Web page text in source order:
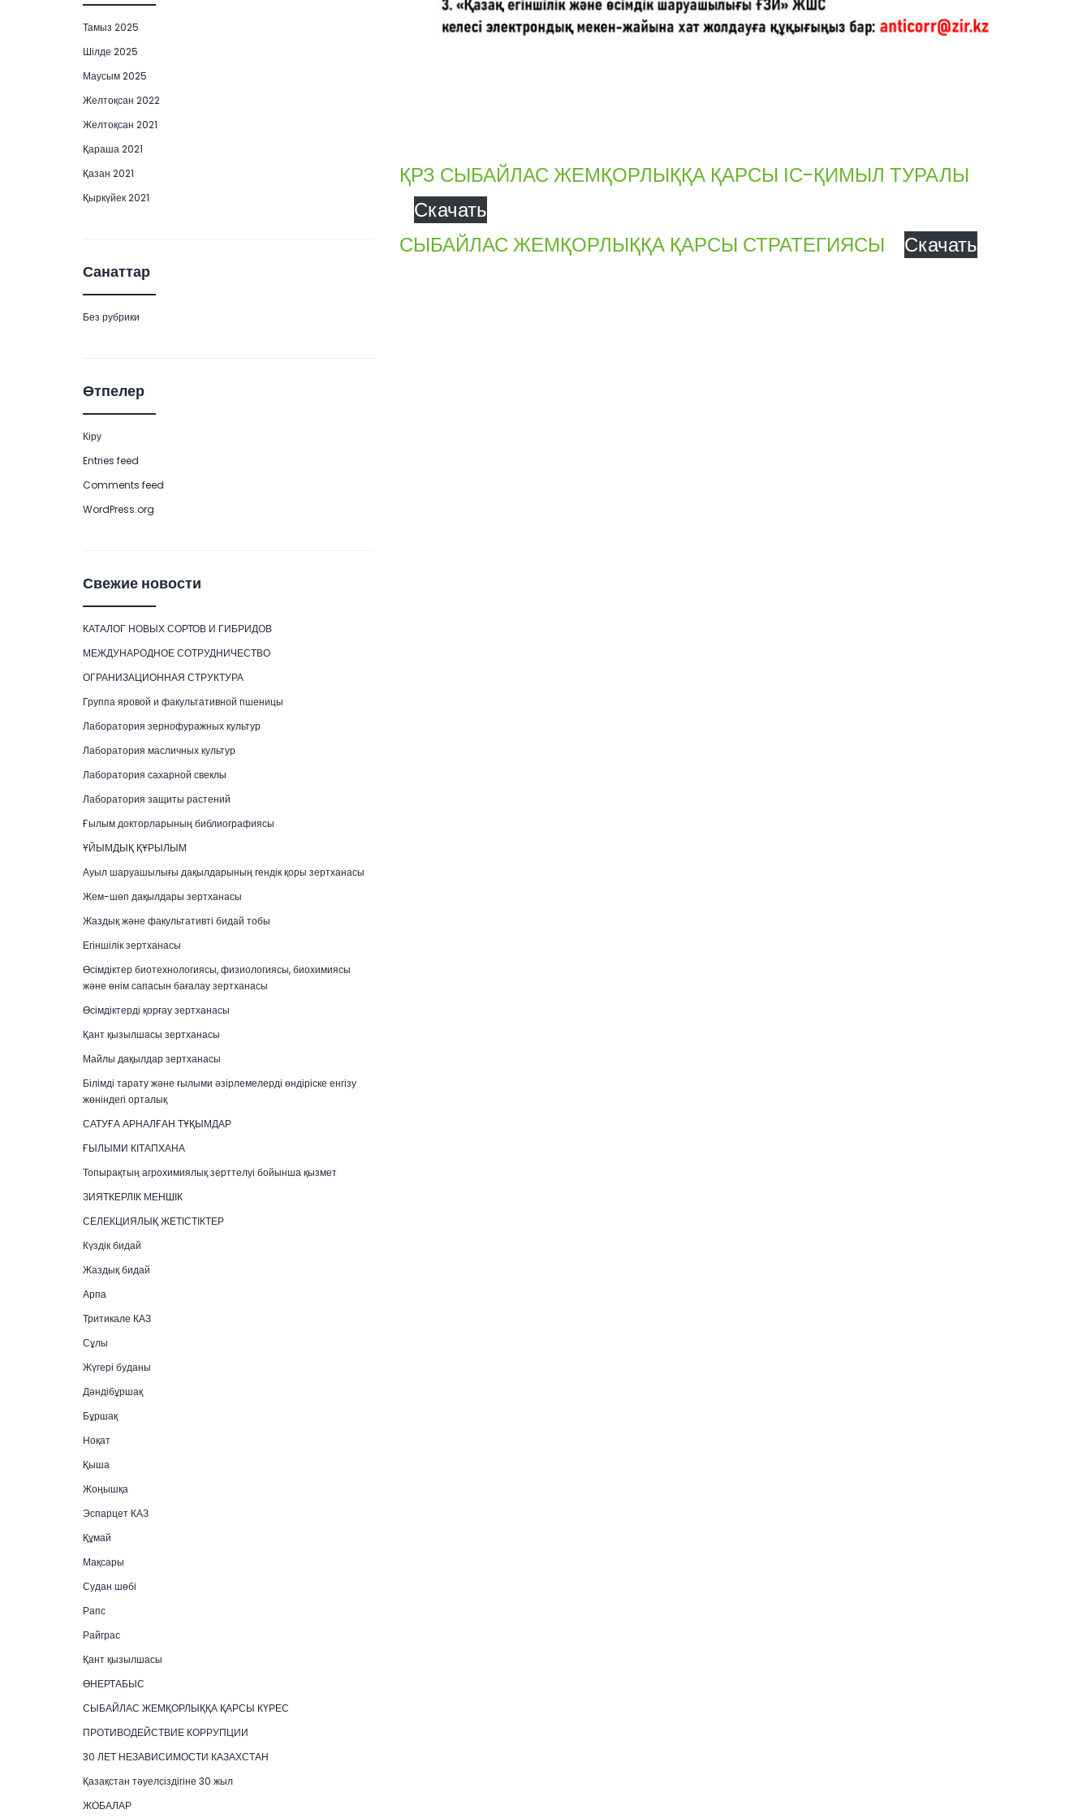
ҚРЗ СЫБАЙЛАС ЖЕМҚОРЛЫҚҚА ҚАРСЫ ІС-ҚИМЫЛ ТУРАЛЫ
Скачать
СЫБАЙЛАС ЖЕМҚОРЛЫҚҚА ҚАРСЫ СТРАТЕГИЯСЫ
Скачать
Тамыз 2025
Шілде 2025
Маусым 2025
Желтоқсан 2022
Желтоқсан 2021
Қараша 2021
Қазан 2021
Қыркүйек 2021
Санаттар
Без рубрики
Өтпелер
Кіру
Entries feed
Comments feed
WordPress.org
Свежие новости
КАТАЛОГ НОВЫХ СОРТОВ И ГИБРИДОВ
МЕЖДУНАРОДНОЕ СОТРУДНИЧЕСТВО
ОГРАНИЗАЦИОННАЯ СТРУКТУРА
Группа яровой и факультативной пшеницы
Лаборатория зернофуражных культур
Лаборатория масличных культур
Лаборатория сахарной свеклы
Лаборатория защиты растений
Ғылым докторларының библиографиясы
ҰЙЫМДЫҚ ҚҰРЫЛЫМ
Ауыл шаруашылығы дақылдарының гендік қоры зертханасы
Жем-шөп дақылдары зертханасы
Жаздық және факультативті бидай тобы
Егіншілік зертханасы
Өсімдіктер биотехнологиясы, физиологиясы, биохимиясы
және өнім сапасын бағалау зертханасы
Өсімдіктерді қорғау зертханасы
Қант қызылшасы зертханасы
Майлы дақылдар зертханасы
Білімді тарату және ғылыми әзірлемелерді өндіріске енгізу
жөніндегі орталық
САТУҒА АРНАЛҒАН ТҰҚЫМДАР
ҒЫЛЫМИ КІТАПХАНА
Топырақтың агрохимиялық зерттелуі бойынша қызмет
ЗИЯТКЕРЛІК МЕНШІК
СЕЛЕКЦИЯЛЫҚ ЖЕТІСТІКТЕР
Күздік бидай
Жаздық бидай
Арпа
Тритикале КАЗ
Сұлы
Жүгері буданы
Дәндібұршақ
Бұршақ
Ноқат
Қыша
Жоңышқа
Эспарцет КАЗ
Құмай
Мақсары
Судан шөбі
Рапс
Райграс
Қант қызылшасы
ӨНЕРТАБЫС
СЫБАЙЛАС ЖЕМҚОРЛЫҚҚА ҚАРСЫ КҮРЕС
ПРОТИВОДЕЙСТВИЕ КОРРУПЦИИ
30 ЛЕТ НЕЗАВИСИМОСТИ КАЗАХСТАН
Қазақстан тәуелсіздігіне 30 жыл
ЖОБАЛАР